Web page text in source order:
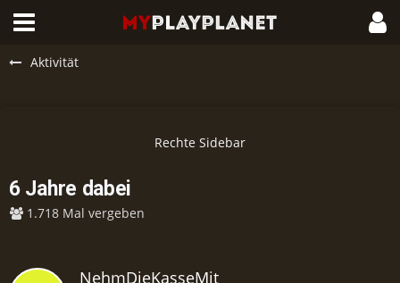
Aktivität
6 Jahre dabei
1.718 Mal vergeben
NehmDieKasseMit